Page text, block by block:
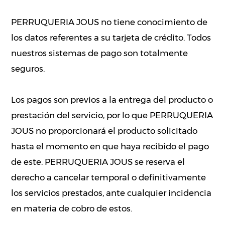
PERRUQUERIA JOUS no tiene conocimiento de
los datos referentes a su tarjeta de crédito. Todos
nuestros sistemas de pago son totalmente
seguros.
Los pagos son previos a la entrega del producto o
prestación del servicio, por lo que PERRUQUERIA
JOUS no proporcionará el producto solicitado
hasta el momento en que haya recibido el pago
de este. PERRUQUERIA JOUS se reserva el
derecho a cancelar temporal o definitivamente
los servicios prestados, ante cualquier incidencia
en materia de cobro de estos.